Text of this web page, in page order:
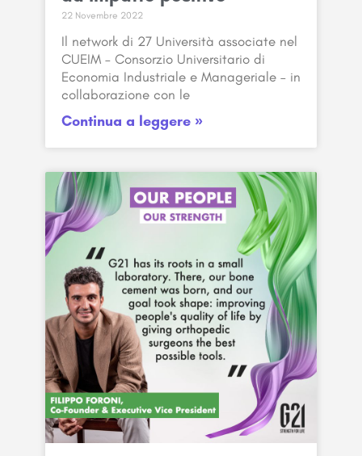
22 Novembre 2022
Il network di 27 Università associate nel
CUEIM – Consorzio Universitario di
Economia Industriale e Manageriale – in
collaborazione con le
Continua a leggere »